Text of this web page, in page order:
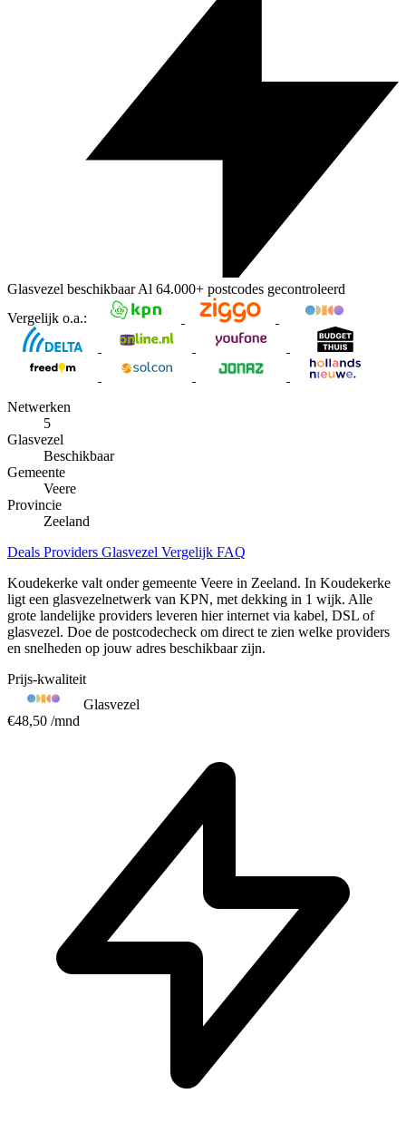
Glasvezel beschikbaarAl 64.000+ postcodes gecontroleerd
Vergelijk o.a.:
Netwerken
5
Glasvezel
Beschikbaar
Gemeente
Veere
Provincie
Zeeland
Deals Providers Glasvezel Vergelijk FAQ
Koudekerke valt onder gemeente Veere in Zeeland. In Koudekerke
ligt een glasvezelnetwerk van KPN, met dekking in 1 wijk. Alle
grote landelijke providers leveren hier internet via kabel, DSL of
glasvezel. Doe de postcodecheck om direct te zien welke providers
en snelheden op jouw adres beschikbaar zijn.
Prijs-kwaliteit
Glasvezel
€48,50 /mnd